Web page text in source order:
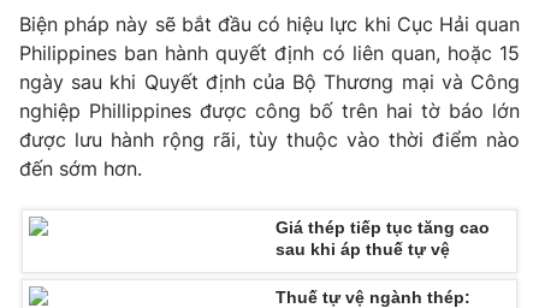
Khán giả
Giải sao mai
Sao
Làm đẹp
Chất lượng cuộc sống
Giáo dục
Tuyển sinh
Học trực tuyến
Công nghệ
Hitech Công nghệ tương lai
Tư vấn
Giao lưu trực tuyến
Lịch phát sóng
Biện pháp này sẽ bắt đầu có hiệu lực khi Cục Hải quan
Philippines ban hành quyết định có liên quan, hoặc 15
ngày sau khi Quyết định của Bộ Thương mại và Công
nghiệp Phillippines được công bố trên hai tờ báo lớn
được lưu hành rộng rãi, tùy thuộc vào thời điểm nào
đến sớm hơn.
Giá thép tiếp tục tăng cao
sau khi áp thuế tự vệ
Thuế tự vệ ngành thép: